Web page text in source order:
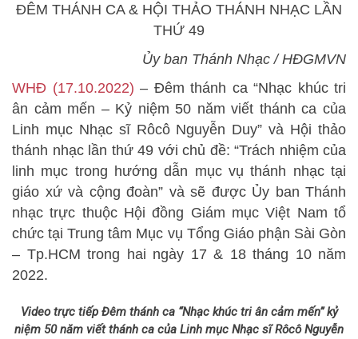
ĐÊM THÁNH CA & HỘI THẢO THÁNH NHẠC LẦN
THỨ 49
Ủy ban Thánh Nhạc / HĐGMVN
WHĐ (17.10.2022) – Đêm thánh ca “Nhạc khúc tri
ân cảm mến – Kỷ niệm 50 năm viết thánh ca của
Linh mục Nhạc sĩ Rôcô Nguyễn Duy” và Hội thảo
thánh nhạc lần thứ 49 với chủ đề: “Trách nhiệm của
linh mục trong hướng dẫn mục vụ thánh nhạc tại
giáo xứ và cộng đoàn” và sẽ được Ủy ban Thánh
nhạc trực thuộc Hội đồng Giám mục Việt Nam tổ
chức tại Trung tâm Mục vụ Tổng Giáo phận Sài Gòn
– Tp.HCM trong hai ngày 17 & 18 tháng 10 năm
2022.
Video trực tiếp Đêm thánh ca “Nhạc khúc tri ân cảm mến” kỷ
niệm 50 năm viết thánh ca của Linh mục Nhạc sĩ Rôcô Nguyễn